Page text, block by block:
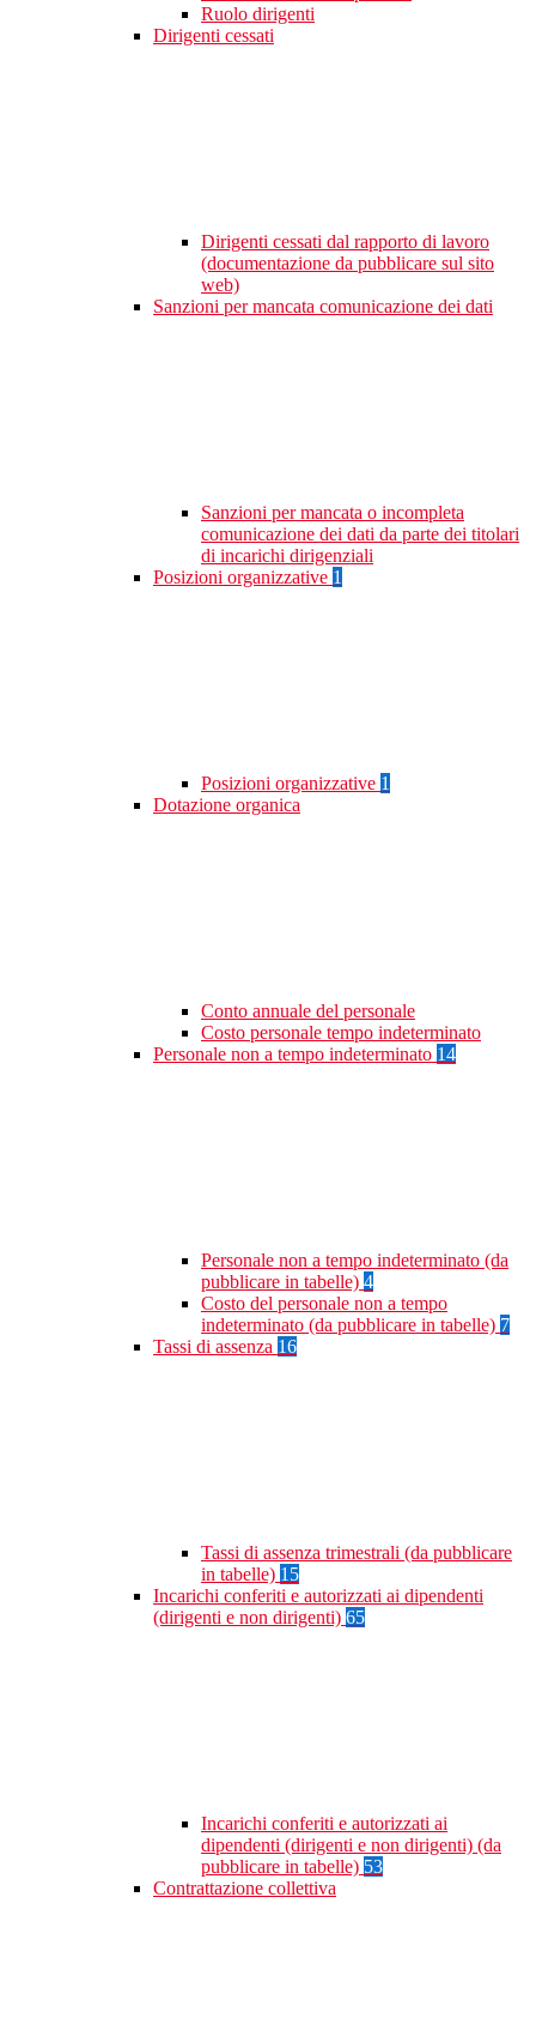
Ruolo dirigenti
Dirigenti cessati
Dirigenti cessati dal rapporto di lavoro
(documentazione da pubblicare sul sito
web)
Sanzioni per mancata comunicazione dei dati
Sanzioni per mancata o incompleta
comunicazione dei dati da parte dei titolari
di incarichi dirigenziali
Posizioni organizzative 1
Posizioni organizzative 1
Dotazione organica
Conto annuale del personale
Costo personale tempo indeterminato
Personale non a tempo indeterminato 14
Personale non a tempo indeterminato (da
pubblicare in tabelle) 4
Costo del personale non a tempo
indeterminato (da pubblicare in tabelle) 7
Tassi di assenza 16
Tassi di assenza trimestrali (da pubblicare
in tabelle) 15
Incarichi conferiti e autorizzati ai dipendenti
(dirigenti e non dirigenti) 65
Incarichi conferiti e autorizzati ai
dipendenti (dirigenti e non dirigenti) (da
pubblicare in tabelle) 53
Contrattazione collettiva